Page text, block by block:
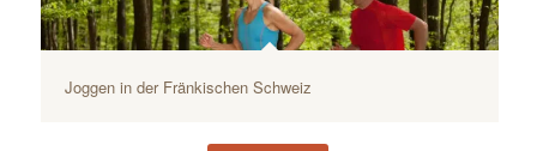
Joggen in der Fränkischen Schweiz